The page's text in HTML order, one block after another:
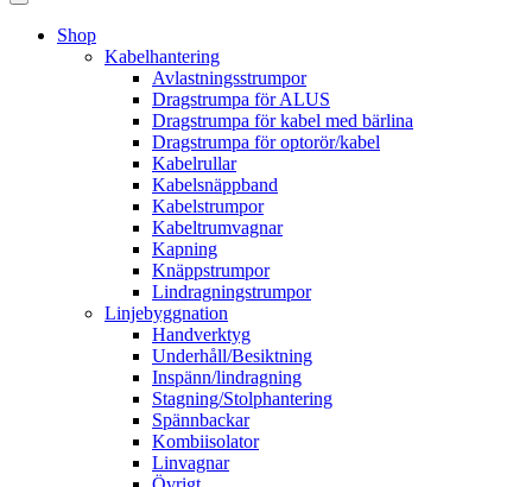
Shop
Kabelhantering
Avlastningsstrumpor
Dragstrumpa för ALUS
Dragstrumpa för kabel med bärlina
Dragstrumpa för optorör/kabel
Kabelrullar
Kabelsnäppband
Kabelstrumpor
Kabeltrumvagnar
Kapning
Knäppstrumpor
Lindragningstrumpor
Linjebyggnation
Handverktyg
Underhåll/Besiktning
Inspänn/lindragning
Stagning/Stolphantering
Spännbackar
Kombiisolator
Linvagnar